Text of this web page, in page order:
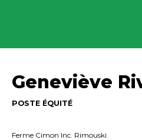
Geneviève
POSTE ÉQUITÉ
Ferme Cimon Inc. Rimouski